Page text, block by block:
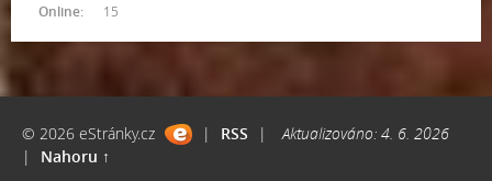
Online: 15
© 2026 eStránky.cz | RSS |
Aktualizováno: 4. 6. 2026
|
Nahoru ↑